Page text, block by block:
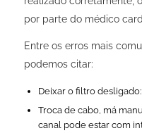
por parte do médico
Entre os erros mais
podemos citar:
Deixar o filtro
Troca de cabo, má
canal pode estar com